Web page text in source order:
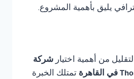
يليق بأهمية المشروع.
من أهمية اختيار شركة
تمتلك الخبرة